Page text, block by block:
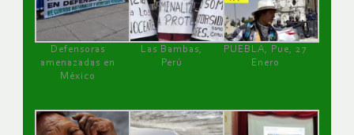
Defensoras
amenazadas en
México
Las Bambas,
Perú
PUEBLA, Pue, 27
Enero